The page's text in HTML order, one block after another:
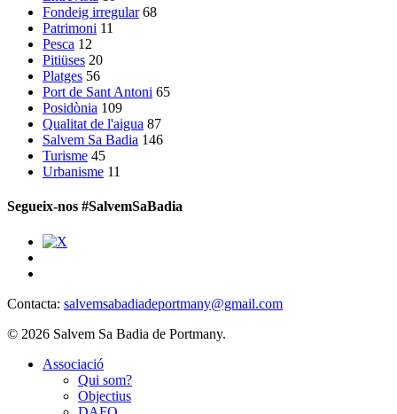
Fondeig irregular 68
Patrimoni 11
Pesca 12
Pitiüses 20
Platges 56
Port de Sant Antoni 65
Posidònia 109
Qualitat de l'aigua 87
Salvem Sa Badia 146
Turisme 45
Urbanisme 11
Segueix-nos #SalvemSaBadia
Contacta: salvemsabadiadeportmany@gmail.com
© 2026 Salvem Sa Badia de Portmany.
Close
Associació
Qui som?
Objectius